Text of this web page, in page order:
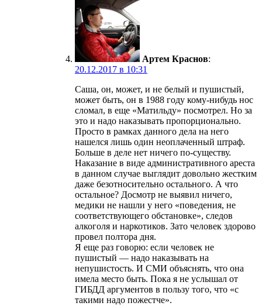
Артем Краснов:
20.12.2017 в 10:31
Саша, он, может, и не белый и пушистый,
может быть, он в 1988 году кому-нибудь нос
сломал, в еще «Матильду» посмотрел. Но за
это и надо наказывать пропорционально.
Просто в рамках данного дела на него
нашелся лишь один неоплаченный штраф.
Больше в деле нет ничего по-существу.
Наказание в виде административного ареста
в данном случае выглядит довольно жестким
даже безотносительно остального. А что
остальное? Досмотр не выявил ничего,
медики не нашли у него «поведения, не
соответствующего обстановке», следов
алкоголя и наркотиков. Зато человек здорово
провел полтора дня.
Я еще раз говорю: если человек не
пушистый — надо наказывать на
непушистость. И СМИ объяснять, что она
имела место быть. Пока я не услышал от
ГИБДД аргументов в пользу того, что «с
такими надо пожестче».